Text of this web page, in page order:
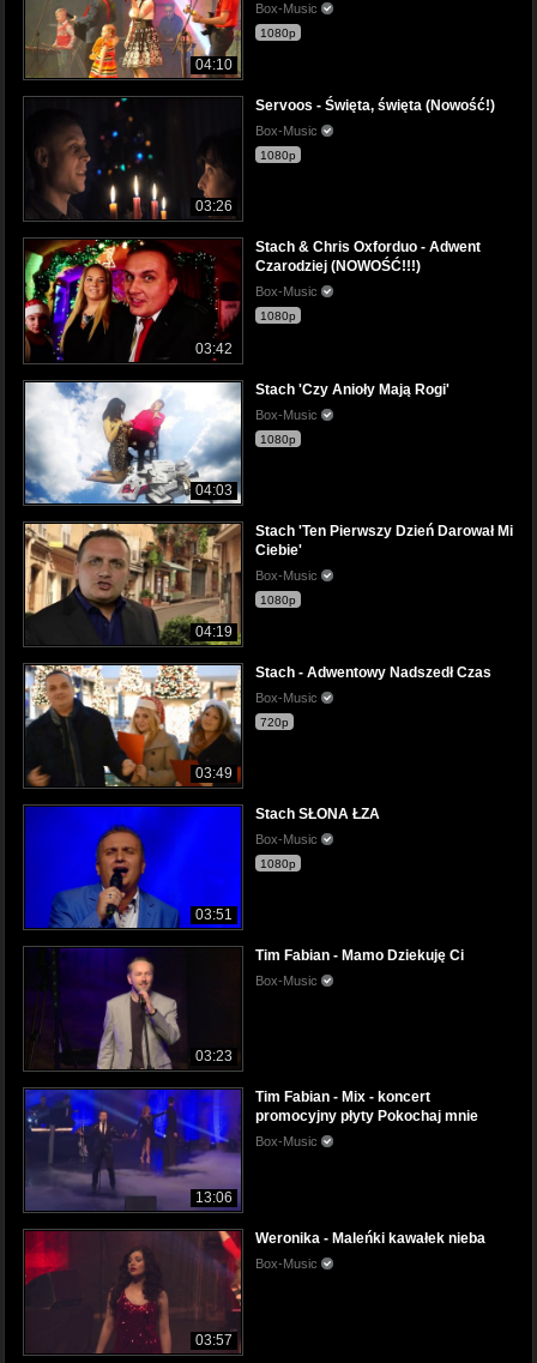
04:10
Box-Music
1080p
03:26
Servoos - Święta, święta (Nowość!)
Box-Music
1080p
03:42
Stach & Chris Oxforduo - Adwent
Czarodziej (NOWOŚĆ!!!)
Box-Music
1080p
04:03
Stach 'Czy Anioły Mają Rogi'
Box-Music
1080p
04:19
Stach 'Ten Pierwszy Dzień Darował Mi
Ciebie'
Box-Music
1080p
03:49
Stach - Adwentowy Nadszedł Czas
Box-Music
720p
03:51
Stach SŁONA ŁZA
Box-Music
1080p
03:23
Tim Fabian - Mamo Dziekuję Ci
Box-Music
13:06
Tim Fabian - Mix - koncert
promocyjny płyty Pokochaj mnie
Box-Music
03:57
Weronika - Maleńki kawałek nieba
Box-Music